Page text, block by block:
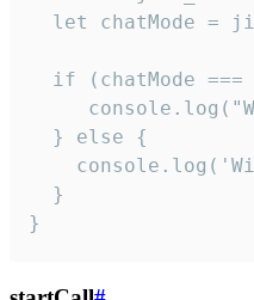
let chatMode =
if (chatMode ===
  } else {
  }
}